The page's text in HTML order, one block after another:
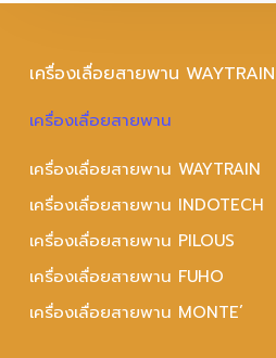
เครื่องเลื่อยสายพาน WAYTRAIN
เครื่องเลื่อยสายพาน
เครื่องเลื่อยสายพาน WAYTRAIN
เครื่องเลื่อยสายพาน INDOTECH
เครื่องเลื่อยสายพาน PILOUS
เครื่องเลื่อยสายพาน FUHO
เครื่องเลื่อยสายพาน MONTE’